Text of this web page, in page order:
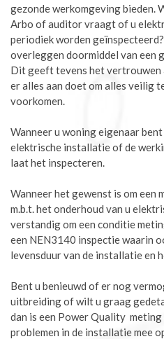
gezonde werkomgeving bieden.
Arbo of auditor vraagt of u
periodiek worden
overleggen doormiddel van een
Dit geeft tevens het vertrouwen
er alles aan doet om alles veilig
voorkomen.
Wanneer u woning eigenaar
elektrische installatie of de
laat het inspecteren.
Wanneer het gewenst is om een
m.b.t. het onderhoud van u
verstandig om een conditie
een NEN3140 inspectie waarin
levensduur van de installatie en
Bent u benieuwd of er nog
uitbreiding of wilt u graag
dan is een Power Quality
problemen in de installatie mee